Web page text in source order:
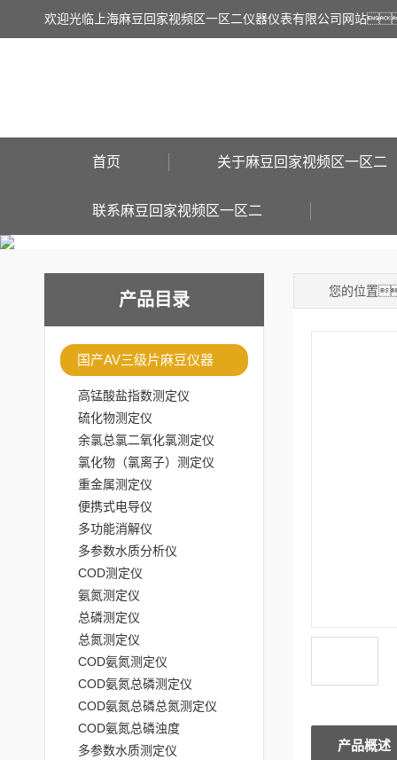
欢迎光临上海麻豆回家视频区一区二仪器仪表有限公司网站
首页 关于麻豆回家视频区一区二
联系麻豆回家视频区一区二
产品目录
国产AV三级片麻豆仪器
高锰酸盐指数测定仪
硫化物测定仪
余氯总氯二氧化氯测定仪
氯化物（氯离子）测定仪
重金属测定仪
便携式电导仪
多功能消解仪
多参数水质分析仪
COD测定仪
氨氮测定仪
总磷测定仪
总氮测定仪
COD氨氮测定仪
COD氨氮总磷测定仪
COD氨氮总磷总氮测定仪
COD氨氮总磷浊度
多参数水质测定仪
您的位
产品概述